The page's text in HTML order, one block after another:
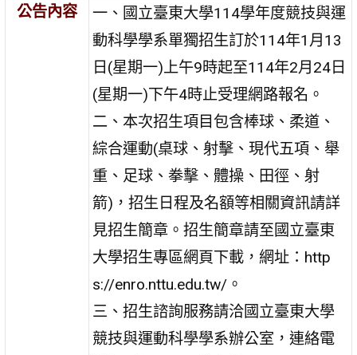
公告內容
一、國立臺東大學114學年度競技與運
動科學學系單獨招生訂於114年1月13
日(星期一)上午9時起至114年2月24日
(星期一)下午4時止受理網路報名。
二、本次招生項目包含棒球、柔道、
綜合運動(桌球、射擊、現代五項、舉
重、足球、拳擊、體操、田徑、射
箭)，招生日程及名額等相關資訊請詳
見招生簡章。招生簡章請至國立臺東
大學招生專區網頁下載，網址：http
s://enro.nttu.edu.tw/。
三、招生諮詢服務請洽國立臺東大學
競技與運動科學學系辦公室，連絡電